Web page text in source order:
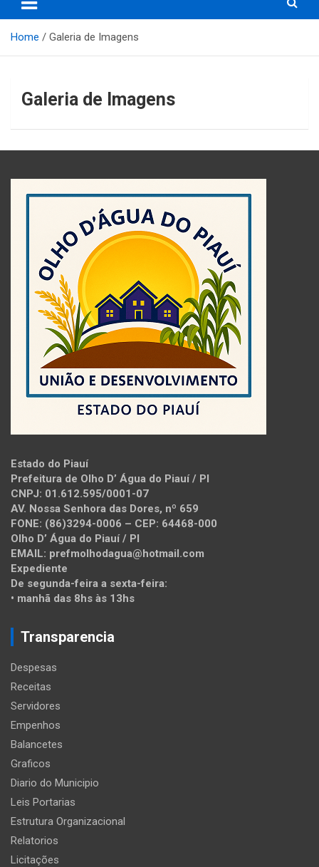
Home Galeria de Imagens
Galeria de Imagens
Estado do Piauí
Prefeitura de Olho D’ Água do Piauí / PI
CNPJ: 01.612.595/0001-07
AV. Nossa Senhora das Dores, nº 659
FONE: (86)3294-0006 – CEP: 64468-000
Olho D’ Água do Piauí / PI
EMAIL: prefmolhodagua@hotmail.com
Expediente
De segunda-feira a sexta-feira:
• manhã das 8hs às 13hs
Transparencia
Despesas
Receitas
Servidores
Empenhos
Balancetes
Graficos
Diario do Municipio
Leis Portarias
Estrutura Organizacional
Relatorios
Licitações